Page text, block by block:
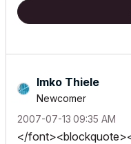
Imko Thiele
Newcomer
‎2007-07-13 09:35 AM
</